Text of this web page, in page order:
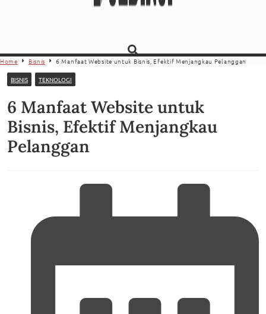
Home Bisnis 6 Manfaat Website untuk Bisnis, Efektif Menjangkau Pelanggan
BISNIS TEKNOLOGI
6 Manfaat Website untuk
Bisnis, Efektif Menjangkau
Pelanggan